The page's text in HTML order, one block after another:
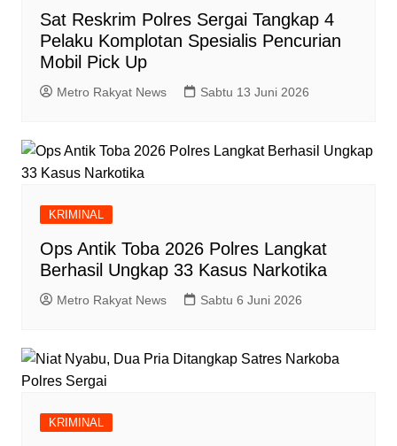
Sat Reskrim Polres Sergai Tangkap 4
Pelaku Komplotan Spesialis Pencurian
Mobil Pick Up
Metro Rakyat News Sabtu 13 Juni 2026
KRIMINAL
Ops Antik Toba 2026 Polres Langkat
Berhasil Ungkap 33 Kasus Narkotika
Metro Rakyat News Sabtu 6 Juni 2026
KRIMINAL